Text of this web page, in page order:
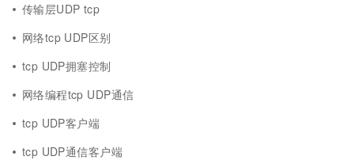
传输层UDP tcp
网络tcp UDP区别
tcp UDP拥塞控制
网络编程tcp UDP通信
tcp UDP客户端
tcp UDP通信客户端